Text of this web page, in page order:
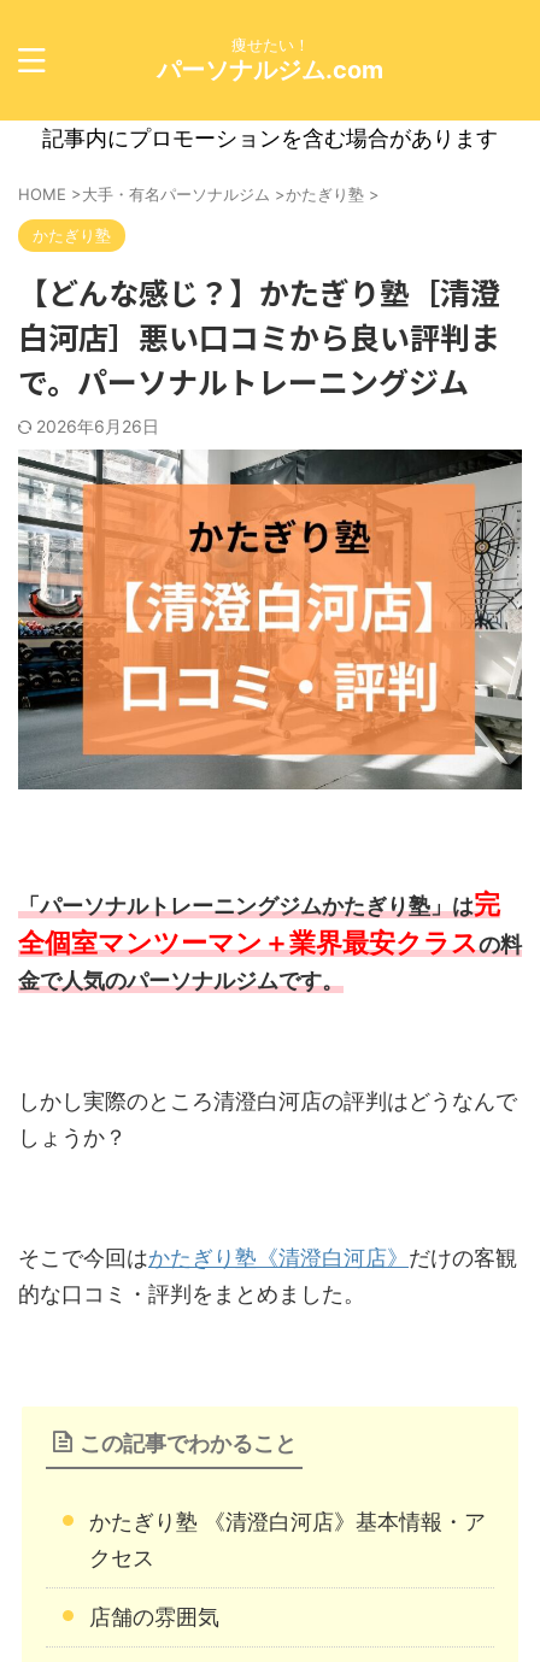
痩せたい！
パーソナルジム.com
記事内にプロモーションを含む場合があります
HOME >大手・有名パーソナルジム >かたぎり塾 >
かたぎり塾
【どんな感じ？】かたぎり塾［清澄
白河店］悪い口コミから良い評判ま
で。パーソナルトレーニングジム
2026年6月26日
「パーソナルトレーニングジムかたぎり塾」は完
全個室マンツーマン＋業界最安クラスの料
金で人気のパーソナルジムです。
しかし実際のところ清澄白河店の評判はどうなんで
しょうか？
そこで今回はかたぎり塾《清澄白河店》 だけの客観
的な口コミ・評判をまとめました。
この記事でわかること
かたぎり塾 《清澄白河店》基本情報・ア
クセス
店舗の雰囲気